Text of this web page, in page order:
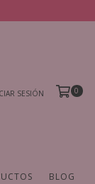
SESIÓN 0
BLOG